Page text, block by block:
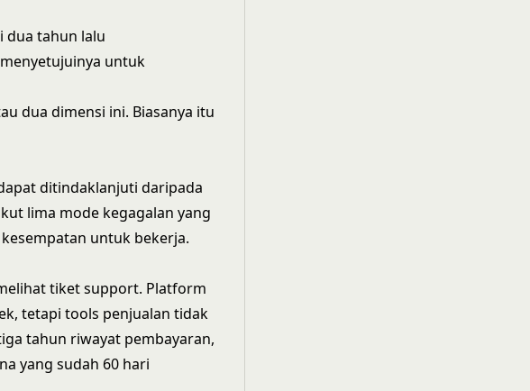
dua tahun lalu
untuk
dua dimensi ini. Biasanya itu
ditindaklanjuti daripada
lima mode kegagalan yang
untuk bekerja.
tiket support. Platform
tetapi tools penjualan tidak
tahun riwayat pembayaran,
yang sudah 60 hari